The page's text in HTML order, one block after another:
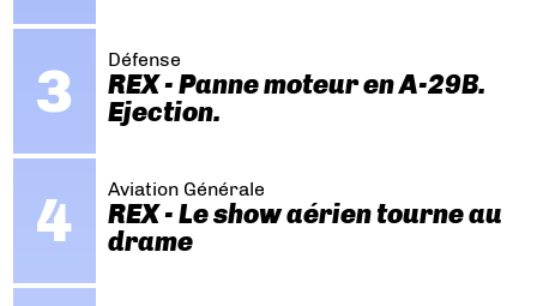
Défense
REX - Panne moteur en A-29B.
Ejection.
Aviation Générale
REX - Le show aérien tourne au
drame